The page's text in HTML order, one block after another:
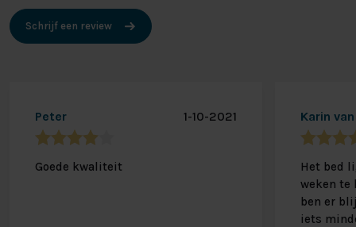
Schrijf een review
Peter 1-10-2021
Goede kwaliteit
Karin
Het bed
weken te
ben er
iets